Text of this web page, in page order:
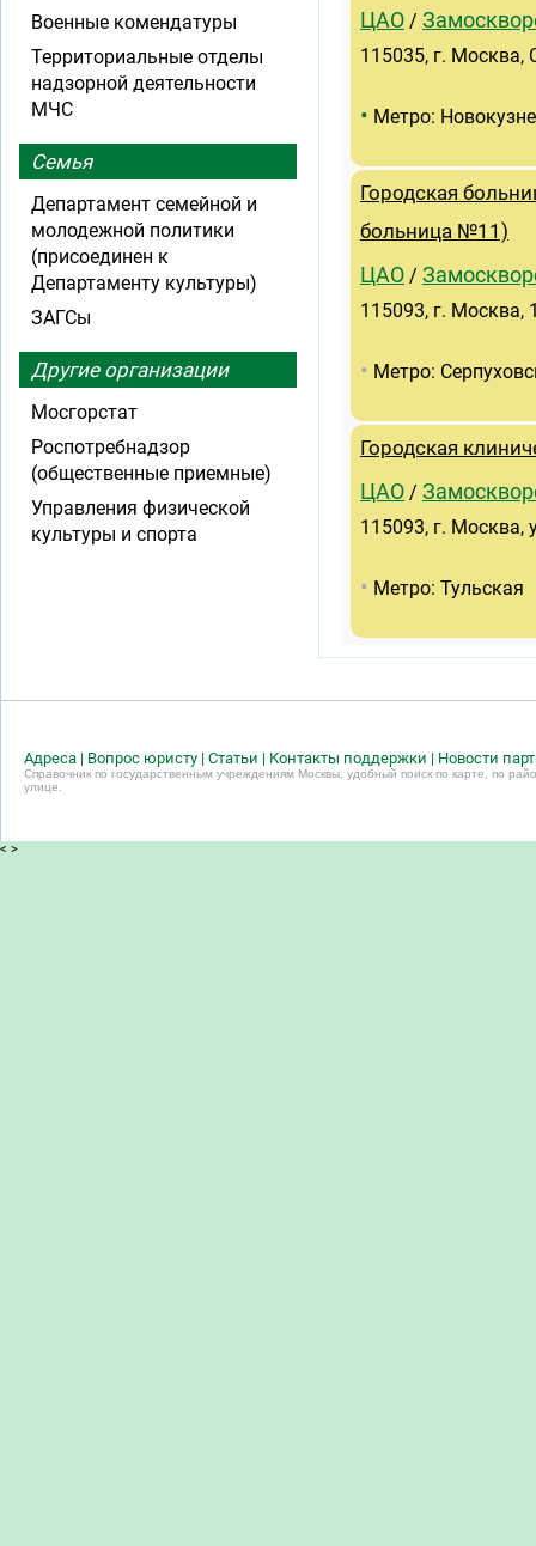
ЦАО /
115035, г. Москва,
• Метро:
Городская
больница №11)
ЦАО /
115093, г. Москва,
• Метро:
Городская
ЦАО /
115093, г. Москва,
• Метро: Тульская
Военные комендатуры
Территориальные отделы
надзорной деятельности
МЧС
Семья
Департамент семейной и
молодежной политики
(присоединен к
Департаменту культуры)
ЗАГСы
Другие организации
Мосгорстат
Роспотребнадзор
(общественные приемные)
Управления физической
культуры и спорта
Адреса | Вопрос юристу | Статьи | Контакты поддержки | Новости
Справочник по государственным учреждениям Москвы, удобный поиск по карте, по
улице.
< >